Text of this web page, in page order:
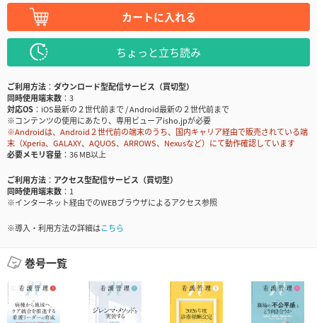
カートに入れる
ちょっと立ち読み
ご利用方法
ダウンロード型配信サービス（買切型）
同時使用端末数
3
対応OS
iOS最新の２世代前まで / Android最新の２世代前まで
※コンテンツの使用にあたり、専用ビューアisho.jpが必要
※Androidは、Android２世代前の端末のうち、国内キャリア経由で販売されている端
末（Xperia、GALAXY、AQUOS、ARROWS、Nexusなど）にて動作確認しています
必要メモリ容量
36 MB以上
ご利用方法
アクセス型配信サービス（買切型）
同時使用端末数
1
※インターネット経由でのWEBブラウザによるアクセス参照
※導入・利用方法の詳細はこちら
巻号一覧